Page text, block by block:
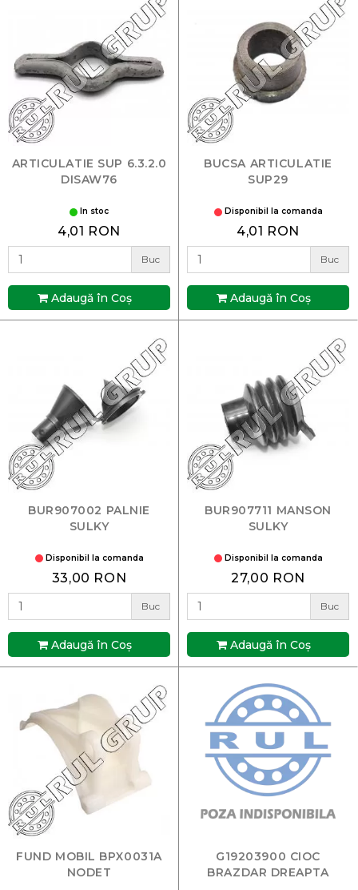
ARTICULATIE SUP 6.3.2.0
DISAW76
In stoc
4,01 RON
Buc
Adaugă în Coş
BUCSA ARTICULATIE
SUP29
Disponibil la comanda
4,01 RON
Buc
Adaugă în Coş
BUR907002 PALNIE
SULKY
Disponibil la comanda
33,00 RON
Buc
Adaugă în Coş
BUR907711 MANSON
SULKY
Disponibil la comanda
27,00 RON
Buc
Adaugă în Coş
FUND MOBIL BPX0031A
NODET
G19203900 CIOC
BRAZDAR DREAPTA